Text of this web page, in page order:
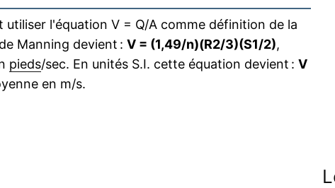
utiliser l'équation V = Q/A comme définition de la
Manning devient : V = (1,49/n)(R2/3)(S1/2),
pieds/sec. En unités S.I. cette équation devient : V
en m/s.